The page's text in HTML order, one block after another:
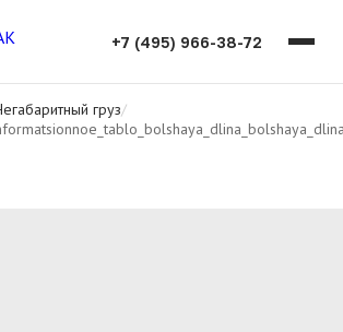
+7 (495) 966-38-72
груз/